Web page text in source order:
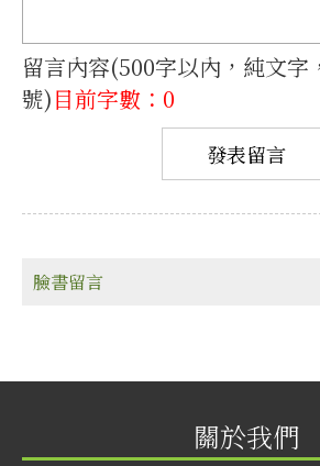
留言內容(500字以內，純文
號)目前字數：0
臉書留言
關於我們